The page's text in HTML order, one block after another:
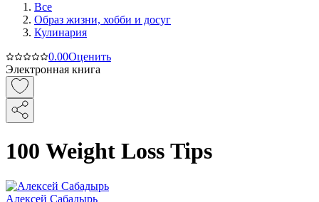
Все
Образ жизни, хобби и досуг
Кулинария
0.00Оценить
Электронная книга
100 Weight Loss Tips
Алексей Сабадырь